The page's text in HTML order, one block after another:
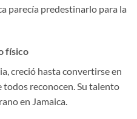
parecía predestinarlo para la
físico
creció hasta convertirse en
todos reconocen. Su talento
en Jamaica.